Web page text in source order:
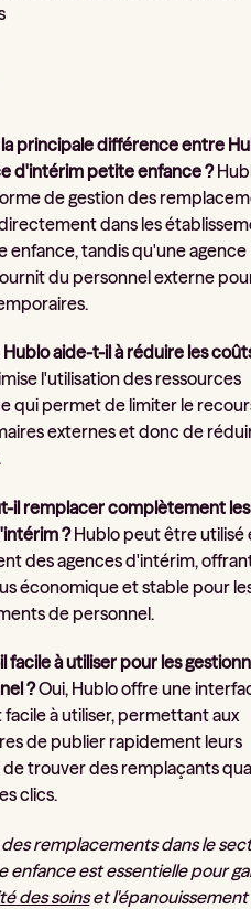
principale différence entre
d'intérim petite enfance ?
de gestion des
dans les
enfance, tandis qu'une agence
du personnel externe
aide-t-il à réduire les
l'utilisation des ressources
qui permet de limiter le
externes et donc de
il remplacer complètement les
?Hublo peut être utilisé
des agences d'intérim,
économique et stable pour
de personnel.
facile à utiliser pour les
?Oui, Hublo offre une
à utiliser, permettant aux
de publier rapidement leurs
de trouver des remplaçants
clics.
des remplacements dans le
enfance est essentielle pour
des soinset l'épanouissement